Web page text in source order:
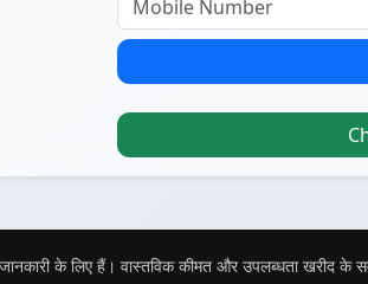
के लिए हैं। वास्तविक कीमत और उपलब्धता खरीद के